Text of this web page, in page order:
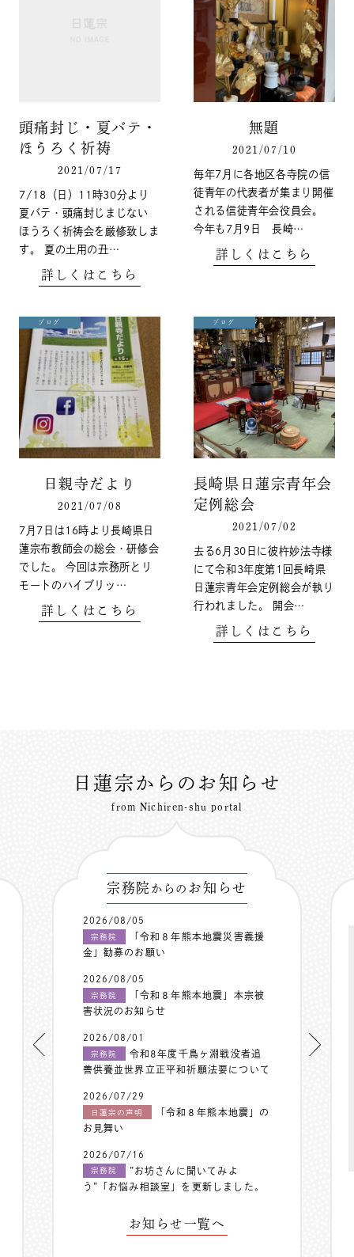
頭痛封じ・夏バテ・
ほうろく祈祷
2021/07/17
7/18（日）11時30分より
夏バテ・頭痛封じまじない
ほうろく祈祷会を厳修致しま
す。 夏の土用の丑…
詳しくはこちら
無題
2021/07/10
毎年7月に各地区各寺院の信
徒青年の代表者が集まり開催
される信徒青年会役員会。
今年も7月9日 長崎…
詳しくはこちら
ブログ
日親寺だより
2021/07/08
7月7日は16時より長崎県日
蓮宗布教師会の総会・研修会
でした。 今回は宗務所とリ
モートのハイブリッ…
詳しくはこちら
ブログ
長崎県日蓮宗青年会
定例総会
2021/07/02
去る6月30日に彼杵妙法寺様
にて令和3年度第1回長崎県
日蓮宗青年会定例総会が執り
行われました。 開会…
詳しくはこちら
日蓮宗からのお知らせ
from Nichiren-shu portal
宗務院 からの お知らせ
2026/08/05
宗務院
「令和８年熊本地震災害義援
金」勧募のお願い
2026/08/05
宗務院
「令和８年熊本地震」本宗被
害状況のお知らせ
2026/08/01
宗務院
令和8年度千鳥ヶ淵戦没者追
善供養並世界立正平和祈願法要について
2026/07/29
日蓮宗の声明
「令和８年熊本地震」の
お見舞い
2026/07/16
宗務院
”お坊さんに聞いてみよ
う”「お悩み相談室」を更新しました。
お知らせ一覧へ